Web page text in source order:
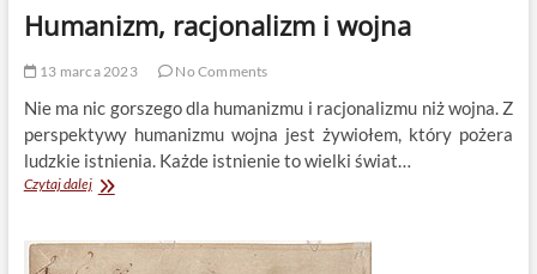
Humanizm, racjonalizm i wojna
13 marca 2023 No Comments
Nie ma nic gorszego dla humanizmu i racjonalizmu niż wojna. Z
perspektywy humanizmu wojna jest żywiołem, który pożera
ludzkie istnienia. Każde istnienie to wielki świat…
Czytaj dalejHumanizm,
wojna